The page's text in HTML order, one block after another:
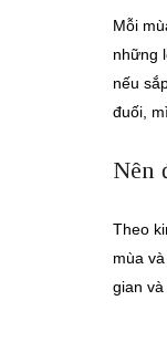
Mỗi
những
nếu
đuối,
Nên
Theo
mùa
gian